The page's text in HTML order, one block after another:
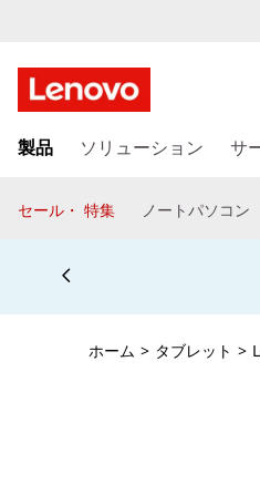
e
n
o
v
T
イ
コ
ン
製品 ソリューション サ
セール・ 特集 ノートパソコン
ホーム > タブレット >